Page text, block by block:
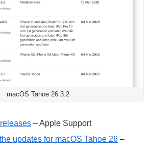
macOS Tahoe 26.3.2
– Apple Support
updates for macOS Tahoe 26 –